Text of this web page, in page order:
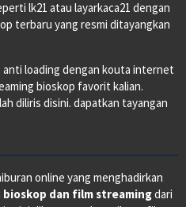
lk21 atau layarkaca21 dengan
terbaru yang resmi ditayangkan
loading dengan kouta internet
bioskop favorit kalian.
diliris disini. dapatkan tayangan
online yang menghadirkan
bioskop dan film streamingdari